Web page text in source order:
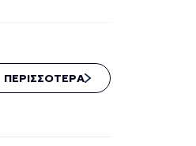
ΠΕΡΙΣΣΟΤΕΡΑ